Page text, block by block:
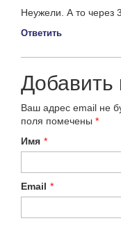
Неужели. А то через
Ответить
Добавить
Ваш адрес email не
поля помечены *
Имя *
Email *